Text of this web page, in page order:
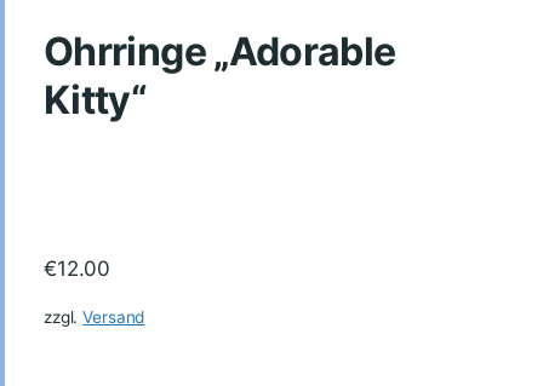
Ohrringe „Adorable
Kitty“
€12.00
zzgl.Versand